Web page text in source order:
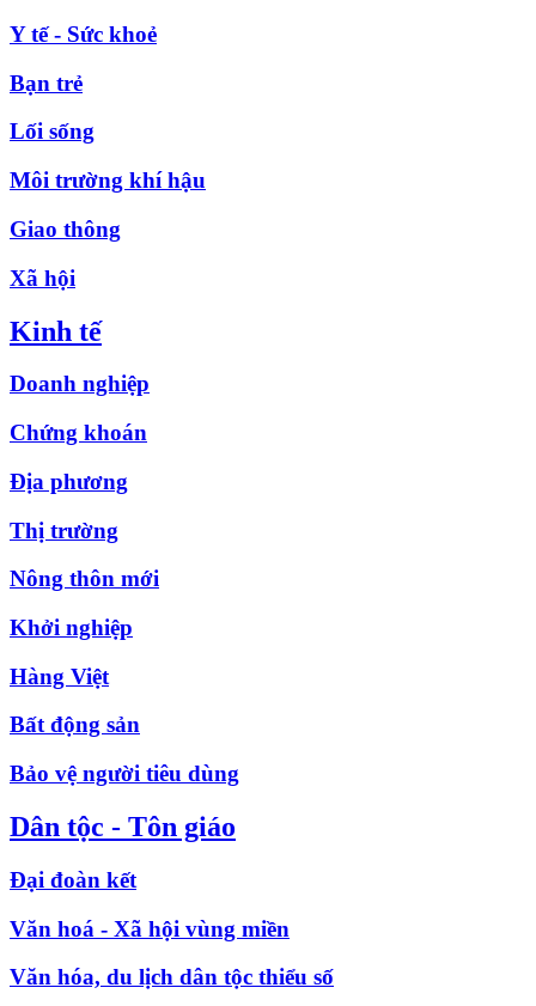
Y tế - Sức khoẻ
Bạn trẻ
Lối sống
Môi trường khí hậu
Giao thông
Xã hội
Kinh tế
Doanh nghiệp
Chứng khoán
Địa phương
Thị trường
Nông thôn mới
Khởi nghiệp
Hàng Việt
Bất động sản
Bảo vệ người tiêu dùng
Dân tộc - Tôn giáo
Đại đoàn kết
Văn hoá - Xã hội vùng miền
Văn hóa, du lịch dân tộc thiểu số